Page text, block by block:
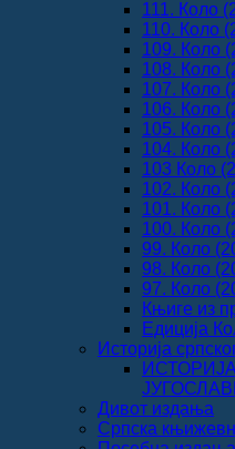
111. Коло
110. Коло
109. Коло
108. Коло
107. Коло
106. Коло
105. Коло
104. Коло
103 Коло
102. Коло
101. Коло
100. Коло
99. Коло
98. Коло
97. Коло
Књиге из
Едиција
Историја
Дивот издања
Српска